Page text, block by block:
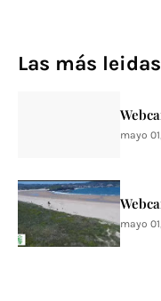
Las más leidas
mayo
mayo